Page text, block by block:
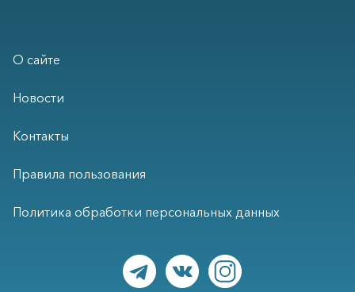
О сайте
Новости
Контакты
Правила пользования
Политика обработки персональных данных